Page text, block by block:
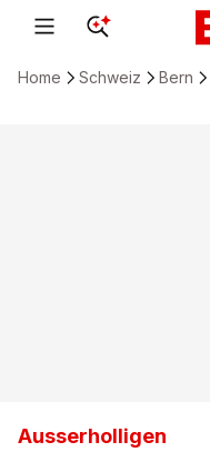
Home Schweiz Bern
Ausserholligen